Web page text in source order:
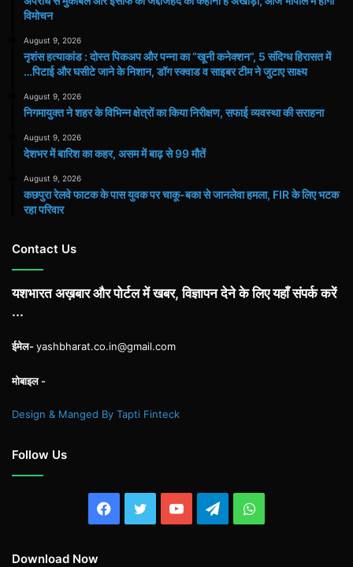
विमोचन
August 9, 2026
नृशंस हत्याकांड : दोस्त पिकअप और पन्ना का “खूनी कनेक्शन”, 5 संदिग्ध हिरासत में
…पिटाई और घसीटे जाने के निशान, डॉग स्क्वाड व साइबर टीम ने जुटाए साक्ष्य
August 9, 2026
निगमायुक्त ने शहर के विभिन्न क्षेत्रों का किया निरीक्षण, सफाई व्यवस्था की सराहना
August 9, 2026
देशभर में बारिश का कहर, असम में बाढ़ से 99 मौतें
August 9, 2026
कछपुरा रेलवे फाटक के पास युवक पर चाकू-बका से जानलेवा हमला, FIR के लिए भटक
रहा परिवार
Contact Us
यशभारत अख़बार और पोर्टल में खबर, विज्ञापन देने के लिए यहाँ संपर्क करें
...
ईमेल-yashbharat.co.in@gmail.com
मोबाइल -
Design & Manged By Tapti Finteck
Follow Us
Facebook
TwitterYouTubeTelegramWhatsApp
Download Now